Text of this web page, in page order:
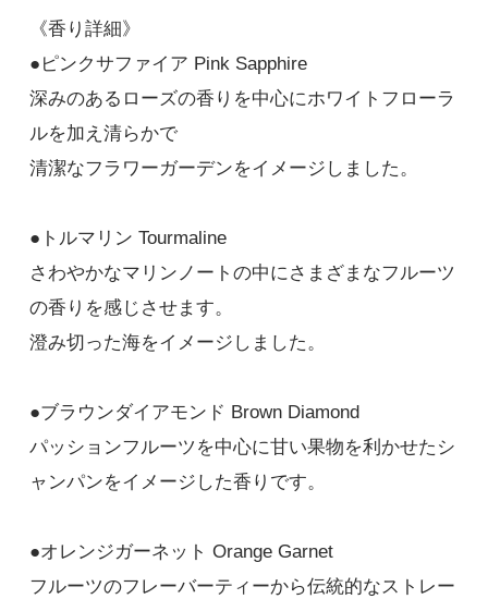
《香り詳細》
●ピンクサファイア Pink Sapphire
深みのあるローズの香りを中心にホワイトフローラ
ルを加え清らかで
清潔なフラワーガーデンをイメージしました。
●トルマリン Tourmaline
さわやかなマリンノートの中にさまざまなフルーツ
の香りを感じさせます。
澄み切った海をイメージしました。
●ブラウンダイアモンド Brown Diamond
パッションフルーツを中心に甘い果物を利かせたシ
ャンパンをイメージした香りです。
●オレンジガーネット Orange Garnet
フルーツのフレーバーティーから伝統的なストレー
オレンジガーネット
1,320円(税込)
SOLD OUT